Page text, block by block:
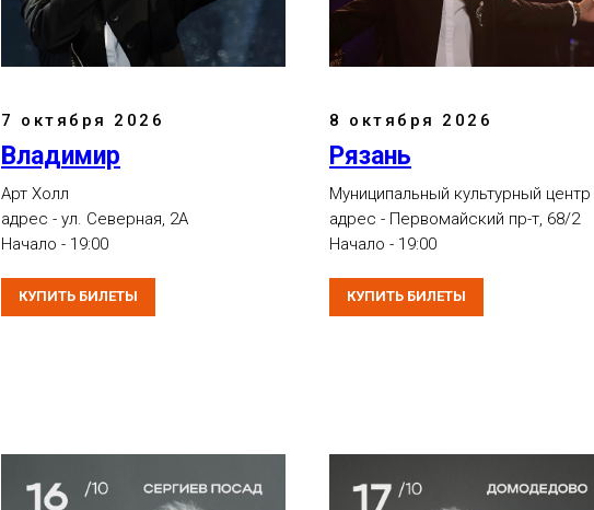
7 октября 2026
Владимир
Арт Холл
адрес - ул. Северная, 2А
Начало - 19:00
КУПИТЬ БИЛЕТЫ
8 октября 2026
Рязань
Муниципальный культурный центр
адрес - Первомайский пр-т, 68/2
Начало - 19:00
КУПИТЬ БИЛЕТЫ